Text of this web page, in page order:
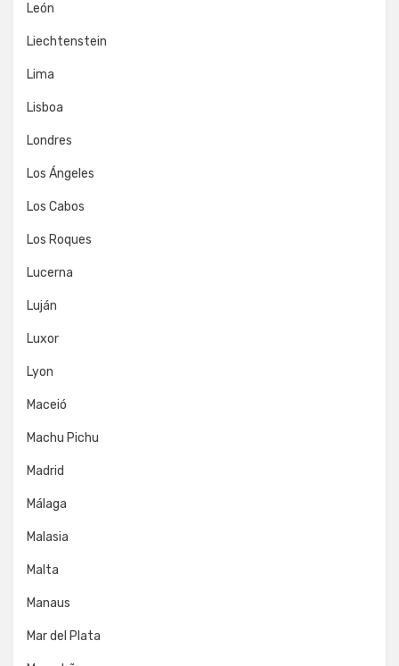
León
Liechtenstein
Lima
Lisboa
Londres
Los Ángeles
Los Cabos
Los Roques
Lucerna
Luján
Luxor
Lyon
Maceió
Machu Pichu
Madrid
Málaga
Malasia
Malta
Manaus
Mar del Plata